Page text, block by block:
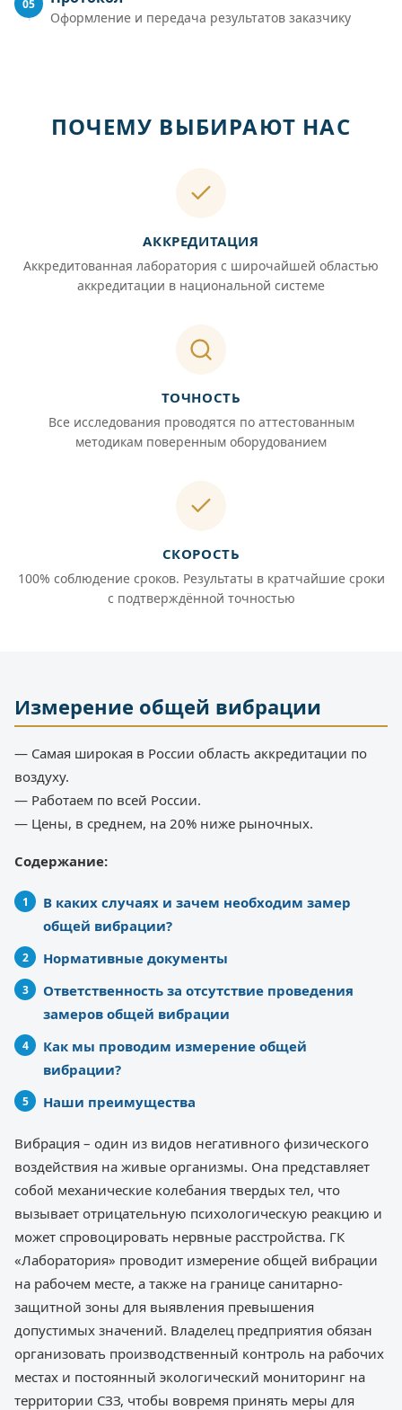
05
Оформление и передача результатов заказчику
ПОЧЕМУ ВЫБИРАЮТ НАС
АККРЕДИТАЦИЯ
Аккредитованная лаборатория с широчайшей областью
аккредитации в национальной системе
ТОЧНОСТЬ
Все исследования проводятся по аттестованным
методикам поверенным оборудованием
СКОРОСТЬ
100% соблюдение сроков. Результаты в кратчайшие сроки
с подтверждённой точностью
Измерение общей вибрации
— Самая широкая в России область аккредитации по
воздуху.
— Работаем по всей России.
— Цены, в среднем, на 20% ниже рыночных.
Содержание:
В каких случаях и зачем необходим замер
общей вибрации?
Нормативные документы
Ответственность за отсутствие проведения
замеров общей вибрации
Как мы проводим измерение общей
вибрации?
Наши преимущества
Вибрация – один из видов негативного физического
воздействия на живые организмы. Она представляет
собой механические колебания твердых тел, что
вызывает отрицательную психологическую реакцию и
может спровоцировать нервные расстройства. ГК
«Лаборатория» проводит измерение общей вибрации
на рабочем месте, а также на границе санитарно-
защитной зоны для выявления превышения
допустимых значений. Владелец предприятия обязан
организовать производственный контроль на рабочих
местах и постоянный экологический мониторинг на
территории СЗЗ, чтобы вовремя принять меры для